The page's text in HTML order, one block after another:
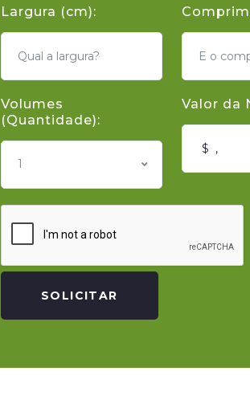
Largura (cm):
Volumes
(Quantidade):
1
Valor da
SOLICITAR